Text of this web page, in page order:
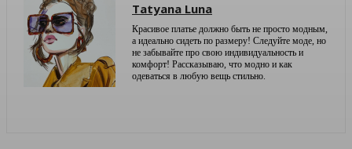
Tatyana Luna
Красивое платье должно быть не просто модным,
а идеально сидеть по размеру! Следуйте моде, но
не забывайте про свою индивидуальность и
комфорт! Рассказываю, что модно и как
одеваться в любую вещь стильно.